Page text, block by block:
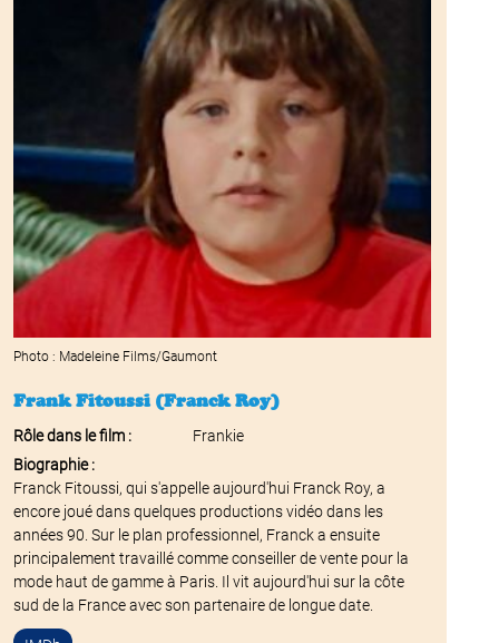
Photo : Madeleine Films/Gaumont
Frank Fitoussi (Franck Roy)
Rôle dans le film :
Frankie
Biographie :
Franck Fitoussi, qui s'appelle aujourd'hui Franck Roy, a
encore joué dans quelques productions vidéo dans les
années 90. Sur le plan professionnel, Franck a ensuite
principalement travaillé comme conseiller de vente pour la
mode haut de gamme à Paris. Il vit aujourd'hui sur la côte
sud de la France avec son partenaire de longue date.